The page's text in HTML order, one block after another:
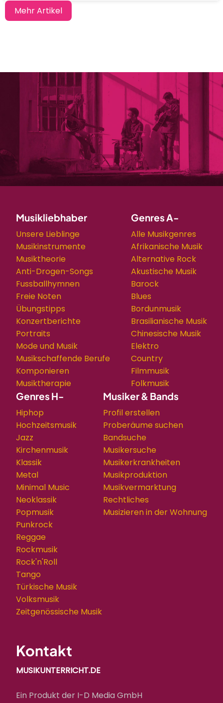
Mehr Artikel
Musikliebhaber
Unsere Lieblinge
Musikinstrumente
Musiktheorie
Anti-Drogen-Songs
Fussballhymnen
Freie Noten
Übungstipps
Konzertberichte
Portraits
Mode und Musik
Musikschaffende Berufe
Komponieren
Musiktherapie
Genres A-
Alle Musikgenres
Afrikanische Musik
Alternative Rock
Akustische Musik
Barock
Blues
Bordunmusik
Brasilianische Musik
Chinesische Musik
Elektro
Country
Filmmusik
Folkmusik
Genres H-
Hiphop
Hochzeitsmusik
Jazz
Kirchenmusik
Klassik
Metal
Minimal Music
Neoklassik
Popmusik
Punkrock
Reggae
Rockmusik
Rock'n'Roll
Tango
Türkische Musik
Volksmusik
Zeitgenössische Musik
Musiker & Bands
Profil erstellen
Proberäume suchen
Bandsuche
Musikersuche
Musikerkrankheiten
Musikproduktion
Musikvermarktung
Rechtliches
Musizieren in der Wohnung
Kontakt
MUSIKUNTERRICHT.DE
Ein Produkt der I-D Media GmbH